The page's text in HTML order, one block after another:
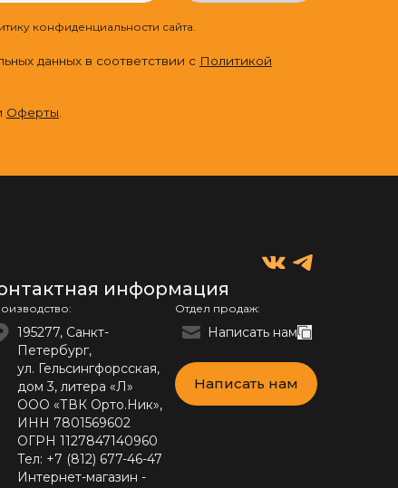
конфиденциальности сайта.
данных в соответствии с Политикой
Оферты
информация
195277, Санкт-
Петербург,
ул. Гельсингфорсская,
дом 3, литера «Л»
ООО «ТВК Орто.Ник»,
ИНН 7801569602
ОГРН 1127847140960
Тел: +7 (812) 677-46-47
Интернет-магазин -
Отдел продаж:
Написать нам
Написать нам